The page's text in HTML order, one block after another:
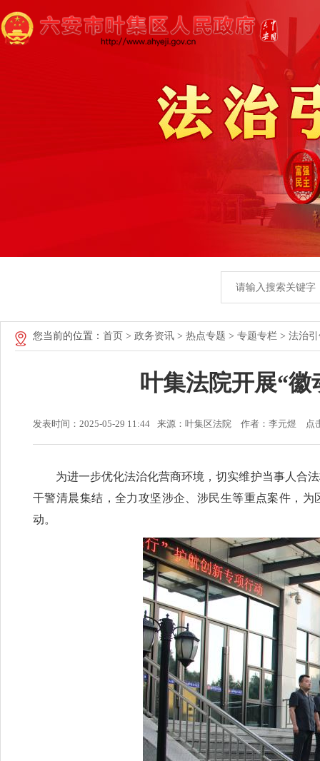
您当前的位置： 首页 > 政务资讯 > 热点专题 > 专题专栏 > 法治
叶集法院开展“
发表时间：2025-05-29 11:44 来源：叶集区法院 作者：李元煜 点
为进一步优化法治化营商环境，切实维护当事人合
干警清晨集结，全力攻坚涉企、涉民生等重点案件，
动。​